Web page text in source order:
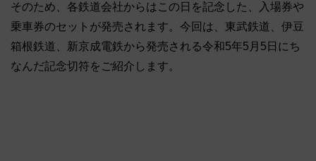
そのため、各鉄道会社からはこの日を記念した、入場券や
乗車券のセットが発売されます。今回は、東武鉄道、伊豆
箱根鉄道、新京成電鉄から発売される令和5年5月5日にち
なんだ記念切符をご紹介します。